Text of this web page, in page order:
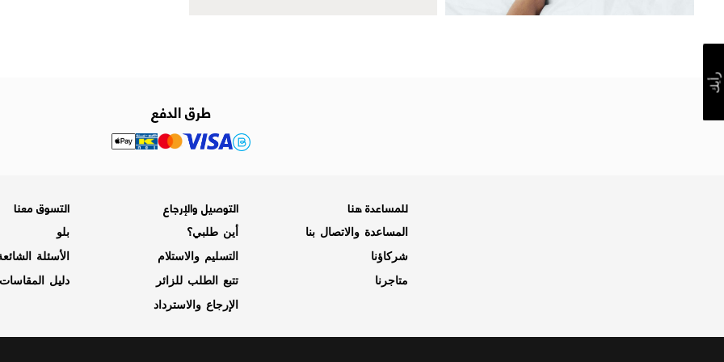
طرق الدفع
للمساعدة هنا
المساعدة والاتصال بنا
شركاؤنا
متاجرنا
التوصيل والإرجاع
أين طلبي؟
التسليم والاستلام
تتبع الطلب للزائر
الإرجاع والاسترداد
التسوق معنا
بلو
الأسئلة
دليل المقاسات
رأيك